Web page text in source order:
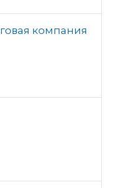
компания